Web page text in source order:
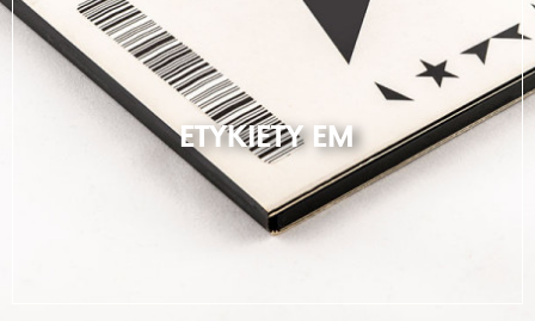
ETYKIETY EM